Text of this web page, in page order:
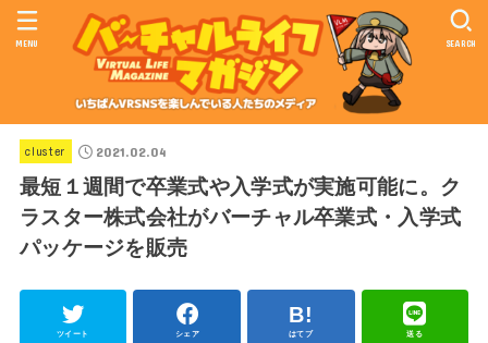
SEARCH
MENU
cluster 2021.02.04
最短１週間で卒業式や入学式が実施可能に。ク
ラスター株式会社がバーチャル卒業式・入学式
パッケージを販売
ツイート シェア はてブ 送る